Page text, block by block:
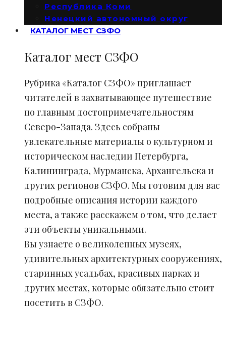
Республика Коми
Ненецкий автономный округ
КАТАЛОГ МЕСТ СЗФО
Каталог мест СЗФО
Рубрика «Каталог СЗФО» приглашает
читателей в захватывающее путешествие
по главным достопримечательностям
Северо-Запада. Здесь собраны
увлекательные материалы о культурном и
историческом наследии Петербурга,
Калининграда, Мурманска, Архангельска и
других регионов СЗФО. Мы готовим для вас
подробные описания истории каждого
места, а также расскажем о том, что делает
эти объекты уникальными.
Вы узнаете о великолепных музеях,
удивительных архитектурных сооружениях,
старинных усадьбах, красивых парках и
других местах, которые обязательно стоит
посетить в СЗФО.